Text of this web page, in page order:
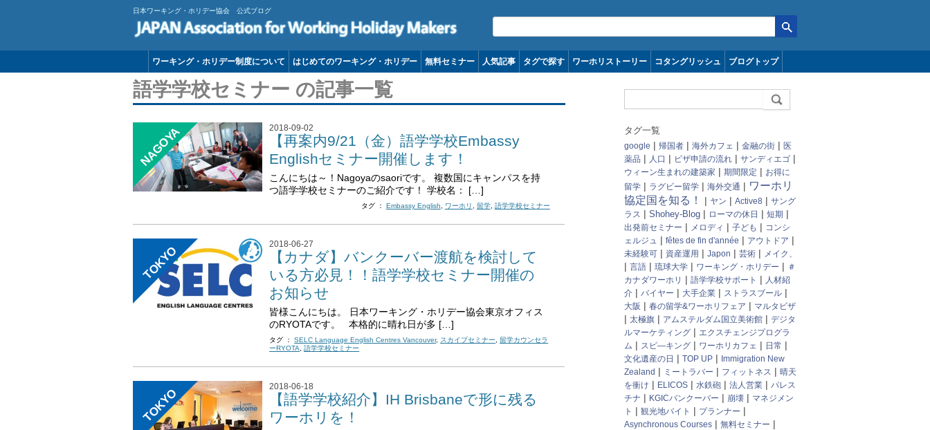
日本ワーキング・ホリデー協会 公式ブログ
コンテンツへ移動
ワーキング・ホリデー制度について はじめてのワーキング・ホリデー 無料セミナー 人気記事 タグで探す ワーホリストーリー コタングリッシュ ブログトップ
語学学校セミナー の記事一覧
NAGOYA 2018-09-02
【再案内9/21（金）語学学校Embassy
Englishセミナー開催します！
こんにちは～！Nagoyaのsaoriです。 複数国にキャンパスを持
つ語学学校セミナーのご紹介です！ 学校名： […]
タグ ： Embassy English, ワーホリ , 留学, 語学学校セミナー
TOKYO 2018-06-27
【カナダ】バンクーバー渡航を検討して
いる方必見！！語学学校セミナー開催の
お知らせ
皆様こんにちは。 日本ワーキング・ホリデー協会東京オフィス
のRYOTAです。 本格的に晴れ日が多 […]
タグ ：SELC Language English Centres Vancouver, スカイプセミナー,留学カウンセラ
ーRYOTA,語学学校セミナー
TOKYO 2018-06-18
【語学学校紹介】IH Brisbaneで形に残る
ワーホリを！
タグ一覧
google | 帰国者 | 海外カフェ | 金融の街 | 医
薬品 | 人口 | ビザ申請の流れ | サンディエゴ |
ウィーン生まれの建築家 | 期間限定 | お得に
留学 | ラグビー留学 | 海外交通 | ワーホリ
協定国を知る！
| ヤン | Active8 | サング
ラス | Shohey-Blog | ローマの休日 | 短期 |
出発前セミナー | メロディ | 子ども | コンシ
ェルジュ | fêtes de fin d'année | アウトドア |
未経験可 | 資産運用 | Japon | 芸術 | メイク、
| 言語 | 琉球大学 | ワーキング・ホリデー | ＃
カナダワーホリ | 語学学校サポート | 人材紹
介 | バイヤー | 大手企業 | ストラスブール |
大阪 | 春の留学&ワーホリフェア | マルタビザ
| 太極旗 | アムステルダム国立美術館 | デジタ
ルマーケティング | エクスチェンジプログラ
ム | スピ―キング | ワーホリカフェ | 日常 |
文化遺産の日 | TOP UP | Immigration New
Zealand | ミートラバー | フィットネス | 晴天
を衝け | ELICOS | 水鉄砲 | 法人営業 | パレス
チナ | KGICバンクーバー | 崩壊 | マネジメン
ト | 観光地バイト | プランナー |
Asynchronous Courses | 無料セミナー |